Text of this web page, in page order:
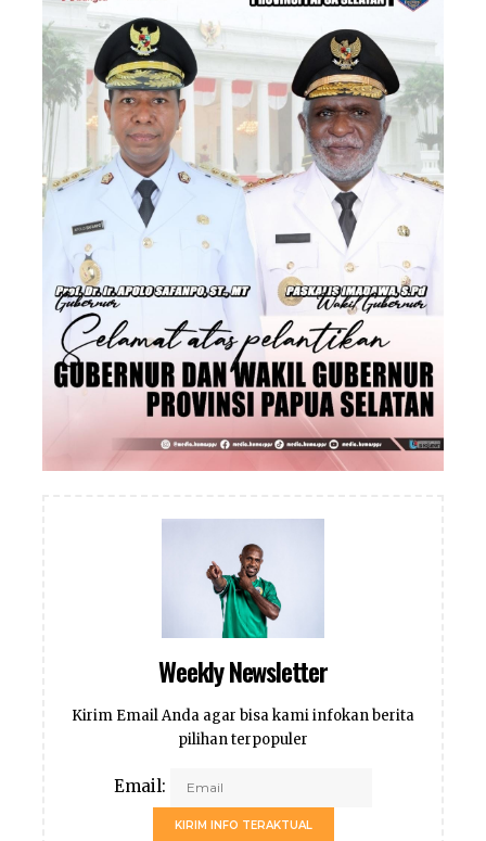
Weekly Newsletter
Kirim Email Anda agar bisa kami infokan berita
pilihan terpopuler
Email:
KIRIM INFO TERAKTUAL